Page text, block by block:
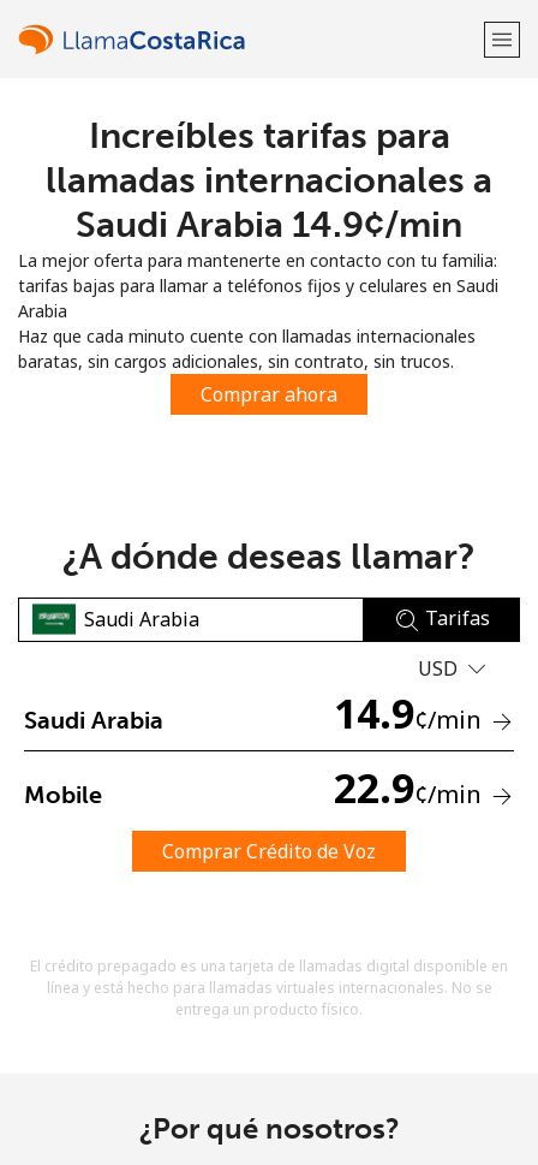
¡Bienvenido!
Regístrate con
o
No se ha creado una contraseña
Una letra mayúscula y una minúscula
Un caracter especial
Términos y condiciones.
Increíbles tarifas para
llamadas internacionales a
Saudi Arabia ⁦14.9¢⁩/min
La mejor oferta para mantenerte en contacto con tu familia:
tarifas bajas para llamar a teléfonos fijos y celulares en Saudi
Arabia
Haz que cada minuto cuente con llamadas internacionales
baratas, sin cargos adicionales, sin contrato, sin trucos.
Comprar ahora
¿A dónde deseas llamar?
Tarifas
USD
Saudi Arabia 14.9¢/min
Mobile 22.9¢/min
Comprar Crédito de Voz
El crédito prepagado es una tarjeta de llamadas digital disponible en
línea y está hecho para llamadas virtuales internacionales. No se
entrega un producto físico.
¿Por qué nosotros?